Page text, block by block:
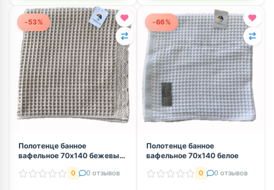
-53%
Полотенце банное
вафельное 70х140 бежевый
с ажурным кружевом
0 0 отзывов
-66%
Полотенце банное
вафельное 70х140 белое
0 0 отзывов